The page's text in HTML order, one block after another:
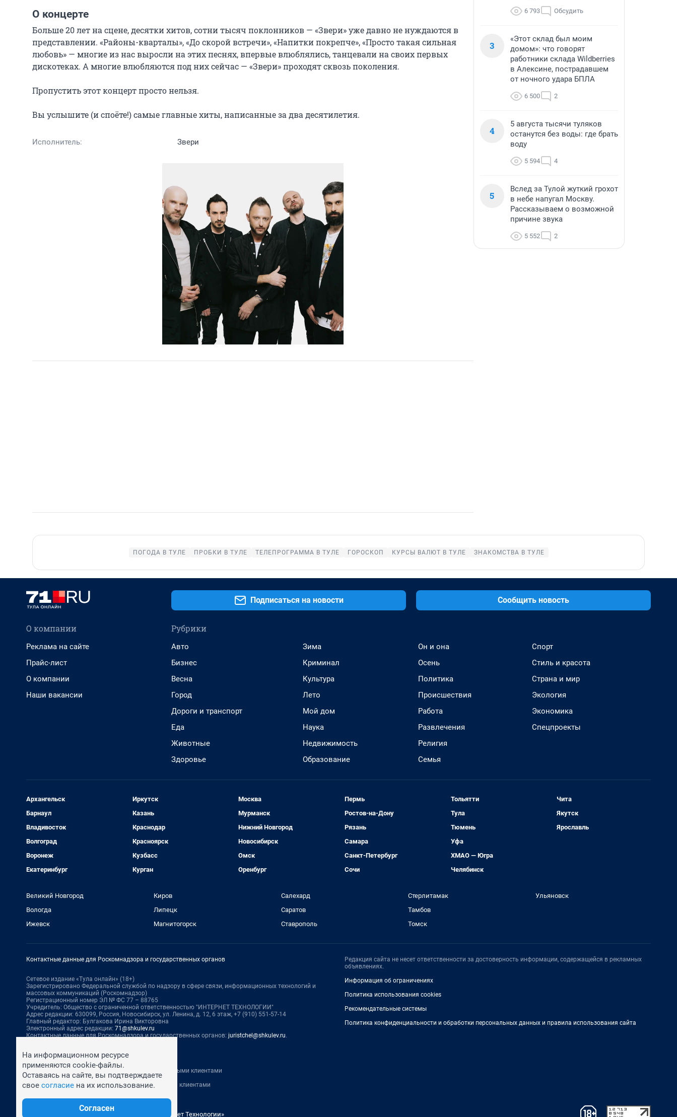
О концерте
Больше 20 лет на сцене, десятки хитов, сотни тысяч поклонников — «Звери» уже давно не нуждаются в
представлении. «Районы-кварталы», «До скорой встречи», «Напитки покрепче», «Просто такая сильная
любовь» — многие из нас выросли на этих песнях, впервые влюблялись, танцевали на своих первых
дискотеках. А многие влюбляются под них сейчас — «Звери» проходят сквозь поколения.
Пропустить этот концерт просто нельзя.
Вы услышите (и споёте!) самые главные хиты, написанные за два десятилетия.
Исполнитель: Звери
6 793 Обсудить
3
«Этот склад был моим
домом»: что говорят
работники склада Wildberries
в Алексине, пострадавшем
от ночного удара БПЛА
6 500 2
4
5 августа тысячи туляков
останутся без воды: где брать
воду
5 594 4
5
Вслед за Тулой жуткий грохот
в небе напугал Москву.
Рассказываем о возможной
причине звука
5 552 2
ПОГОДА В ТУЛЕ ПРОБКИ В ТУЛЕ ТЕЛЕПРОГРАММА В ТУЛЕ ГОРОСКОП КУРСЫ ВАЛЮТ В ТУЛЕ ЗНАКОМСТВА В ТУЛЕ
Подписаться на новости Сообщить новость
О компании
Реклама на сайте
Прайс-лист
О компании
Наши вакансии
Рубрики
Авто
Бизнес
Весна
Город
Дороги и транспорт
Еда
Животные
Здоровье
Зима
Криминал
Культура
Лето
Мой дом
Наука
Недвижимость
Образование
Он и она
Осень
Политика
Происшествия
Работа
Развлечения
Религия
Семья
Спорт
Стиль и красота
Страна и мир
Экология
Экономика
Спецпроекты
Архангельск
Барнаул
Владивосток
Волгоград
Воронеж
Екатеринбург
Иркутск
Казань
Краснодар
Красноярск
Кузбасс
Курган
Москва
Мурманск
Нижний Новгород
Новосибирск
Омск
Оренбург
Пермь
Ростов-на-Дону
Рязань
Самара
Санкт-Петербург
Сочи
Тольятти
Тула
Тюмень
Уфа
ХМАО — Югра
Челябинск
Чита
Якутск
Ярославль
Великий Новгород
Вологда
Ижевск
Киров
Липецк
Магнитогорск
Салехард
Саратов
Ставрополь
Стерлитамак
Тамбов
Томск
Ульяновск
Контактные данные для Роскомнадзора и государственных органов
Сетевое издание «Тула онлайн» (18+)
Зарегистрировано Федеральной службой по надзору в сфере связи, информационных технологий и
массовых коммуникаций (Роскомнадзор)
Регистрационный номер ЭЛ № ФС 77 – 88765
Учредитель: Общество с ограниченной ответственностью "ИНТЕРНЕТ ТЕХНОЛОГИИ"
Адрес редакции: 630099, Россия, Новосибирск, ул. Ленина, д. 12, 6 этаж, +7 (910) 551-57-14
Главный редактор: Булгакова Ирина Викторовна
Электронный адрес редакции: 71@shkulev.ru
Контактные данные для Роскомнадзора и государственных органов: juristchel@shkulev.ru.
По вопросам коммерческого сотрудничества:
Жапарова Жанна, менеджер по работе с федеральными клиентами
zhanna.zhaparova@shkulev.ru , моб. + 7 982 640 34 32
Ревина Мария, директор по работе с федеральными клиентами
Редакция сайта не несет ответственности за достоверность информации, содержащейся в рекламных
объявлениях.
Информация об ограничениях
Политика использования cookies
Рекомендательные системы
Политика конфиденциальности и обработки персональных данных и правила использования сайта
© ООО «Интернет Технологии»
На информационном ресурсе
применяются cookie-файлы.
Оставаясь на сайте, вы подтверждаете
свое согласие на их использование.
Согласен